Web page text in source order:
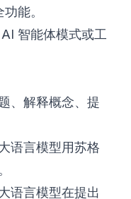
能。
智能体模式或工
、解释概念、提
语言模型用苏格
语言模型在提出